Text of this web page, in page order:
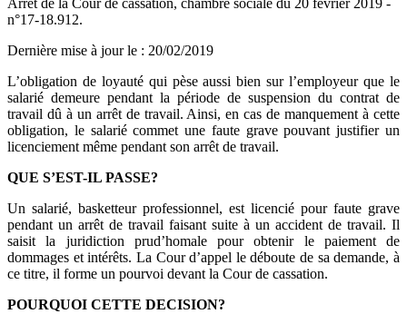
Arrêt de la Cour de cassation, chambre sociale du 20 février 2019 -
n°17-18.912.
Dernière mise à jour le : 20/02/2019
L’obligation de loyauté qui pèse aussi bien sur l’employeur que le
salarié demeure pendant la période de suspension du contrat de
travail dû à un arrêt de travail. Ainsi, en cas de manquement à cette
obligation, le salarié commet une faute grave pouvant justifier un
licenciement même pendant son arrêt de travail.
QUE S’EST-IL PASSE?
Un salarié, basketteur professionnel, est licencié pour faute grave
pendant un arrêt de travail faisant suite à un accident de travail. Il
saisit la juridiction prud’homale pour obtenir le paiement de
dommages et intérêts. La Cour d’appel le déboute de sa demande, à
ce titre, il forme un pourvoi devant la Cour de cassation.
POURQUOI CETTE DECISION?